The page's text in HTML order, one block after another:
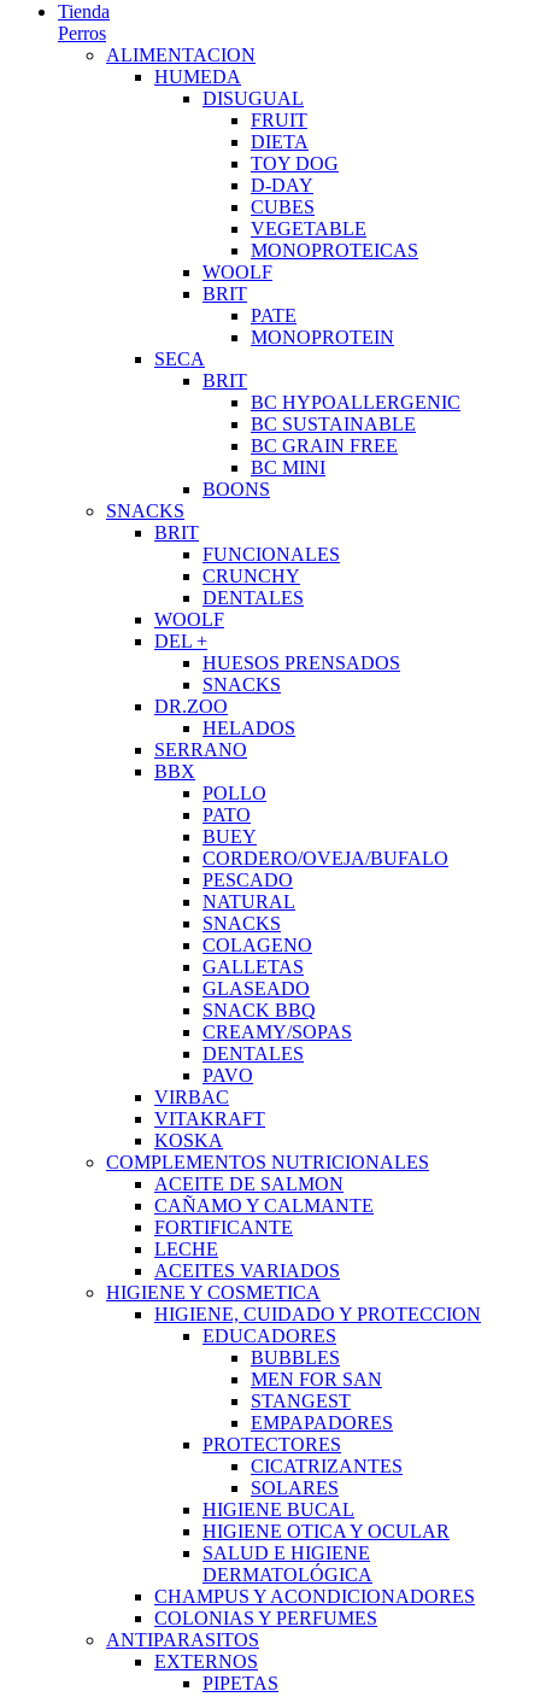
Tienda
Perros
ALIMENTACION
HUMEDA
DISUGUAL
FRUIT
DIETA
TOY DOG
D-DAY
CUBES
VEGETABLE
MONOPROTEICAS
WOOLF
BRIT
PATE
MONOPROTEIN
SECA
BRIT
BC HYPOALLERGENIC
BC SUSTAINABLE
BC GRAIN FREE
BC MINI
BOONS
SNACKS
BRIT
FUNCIONALES
CRUNCHY
DENTALES
WOOLF
DEL +
HUESOS PRENSADOS
SNACKS
DR.ZOO
HELADOS
SERRANO
BBX
POLLO
PATO
BUEY
CORDERO/OVEJA/BUFALO
PESCADO
NATURAL
SNACKS
COLAGENO
GALLETAS
GLASEADO
SNACK BBQ
CREAMY/SOPAS
DENTALES
PAVO
VIRBAC
VITAKRAFT
KOSKA
COMPLEMENTOS NUTRICIONALES
ACEITE DE SALMON
CAÑAMO Y CALMANTE
FORTIFICANTE
LECHE
ACEITES VARIADOS
HIGIENE Y COSMETICA
HIGIENE, CUIDADO Y PROTECCION
EDUCADORES
BUBBLES
MEN FOR SAN
STANGEST
EMPAPADORES
PROTECTORES
CICATRIZANTES
SOLARES
HIGIENE BUCAL
HIGIENE OTICA Y OCULAR
SALUD E HIGIENE
DERMATOLÓGICA
CHAMPUS Y ACONDICIONADORES
COLONIAS Y PERFUMES
ANTIPARASITOS
EXTERNOS
PIPETAS